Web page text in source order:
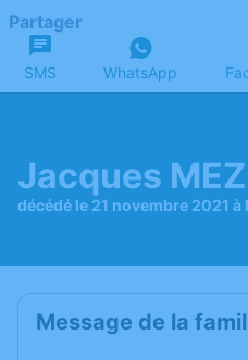
Partager
SMS WhatsApp
Jacques
décédé le 21 novembre 2021 à
Message de la